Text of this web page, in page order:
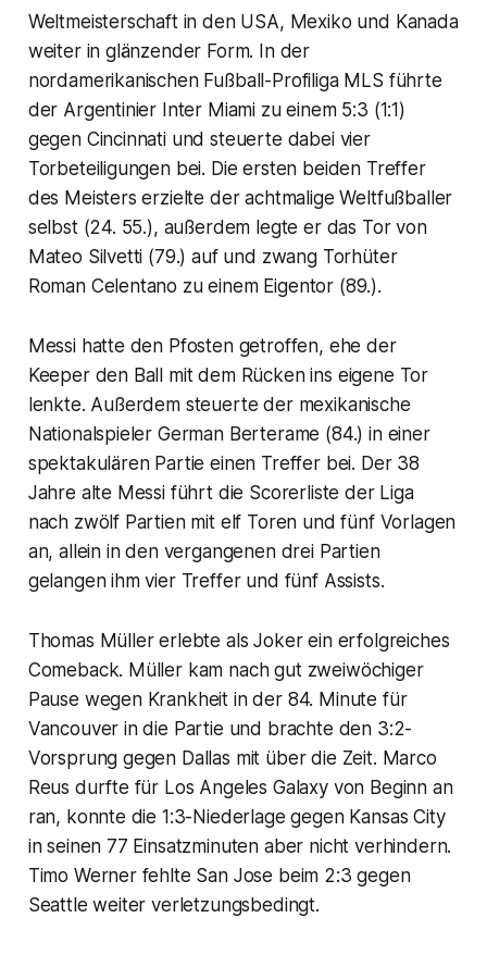
Weltmeisterschaft in den USA, Mexiko und Kanada
weiter in glänzender Form. In der
nordamerikanischen Fußball-Profiliga MLS führte
der Argentinier Inter Miami zu einem 5:3 (1:1)
gegen Cincinnati und steuerte dabei vier
Torbeteiligungen bei. Die ersten beiden Treffer
des Meisters erzielte der achtmalige Weltfußballer
selbst (24. 55.), außerdem legte er das Tor von
Mateo Silvetti (79.) auf und zwang Torhüter
Roman Celentano zu einem Eigentor (89.).
Messi hatte den Pfosten getroffen, ehe der
Keeper den Ball mit dem Rücken ins eigene Tor
lenkte. Außerdem steuerte der mexikanische
Nationalspieler German Berterame (84.) in einer
spektakulären Partie einen Treffer bei. Der 38
Jahre alte Messi führt die Scorerliste der Liga
nach zwölf Partien mit elf Toren und fünf Vorlagen
an, allein in den vergangenen drei Partien
gelangen ihm vier Treffer und fünf Assists.
Thomas Müller erlebte als Joker ein erfolgreiches
Comeback. Müller kam nach gut zweiwöchiger
Pause wegen Krankheit in der 84. Minute für
Vancouver in die Partie und brachte den 3:2-
Vorsprung gegen Dallas mit über die Zeit. Marco
Reus durfte für Los Angeles Galaxy von Beginn an
ran, konnte die 1:3-Niederlage gegen Kansas City
in seinen 77 Einsatzminuten aber nicht verhindern.
Timo Werner fehlte San Jose beim 2:3 gegen
Seattle weiter verletzungsbedingt.